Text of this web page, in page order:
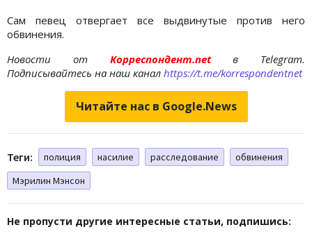
Сам певец отвергает все выдвинутые против него
обвинения.
Новости отКорреспондент.netв Telegram.
Подписывайтесь на наш канал https://t.me/korrespondentnet
Читайте нас в Google.News
Теги: полиция насилие расследование
обвинения
Мэрилин Мэнсон
Не пропусти другие интересные статьи, подпишись: